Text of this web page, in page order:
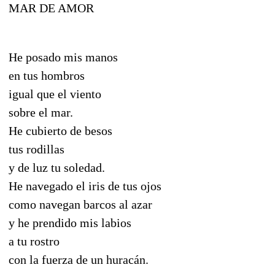
MAR DE AMOR
He posado mis manos
en tus hombros
igual que el viento
sobre el mar.
He cubierto de besos
tus rodillas
y de luz tu soledad.
He navegado el iris de tus ojos
como navegan barcos al azar
y he prendido mis labios
a tu rostro
con la fuerza de un huracán.